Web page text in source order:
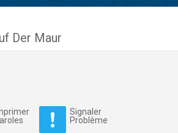
Der Maur
Signaler
Problème